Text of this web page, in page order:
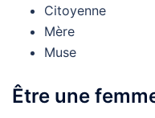
Citoyenne
Mère
Muse
Être une